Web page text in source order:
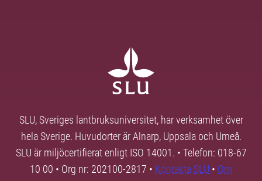
SLU, Sveriges lantbruksuniversitet, har verksamhet över
hela Sverige. Huvudorter är Alnarp, Uppsala och Umeå.
SLU är miljöcertifierat enligt ISO 14001. • Telefon: 018-67
10 00 • Org nr: 202100-2817 • Kontakta SLU • Om